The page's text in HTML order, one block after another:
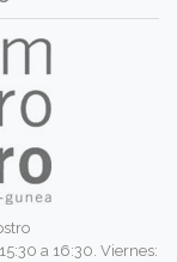
a 16:30. Viernes: